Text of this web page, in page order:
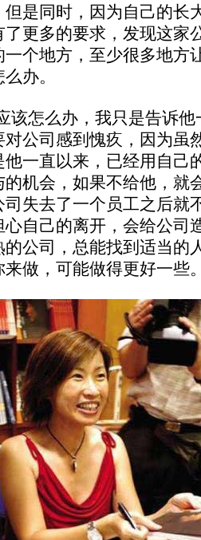
是同时，因为自己的长
了更多的要求，发现这家
个地方，至少很多地方
办。
该怎么办，我只是告诉
公司感到愧疚，因为虽
一直以来，已经用自己
机会，如果不给他，就
失去了一个员工之后就
自己的离开，会给公司
公司，总能找到适当的
来做，可能做得更好一些